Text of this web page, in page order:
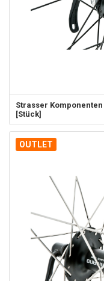
Strasser Komponenten
[Stück]
OUTLET